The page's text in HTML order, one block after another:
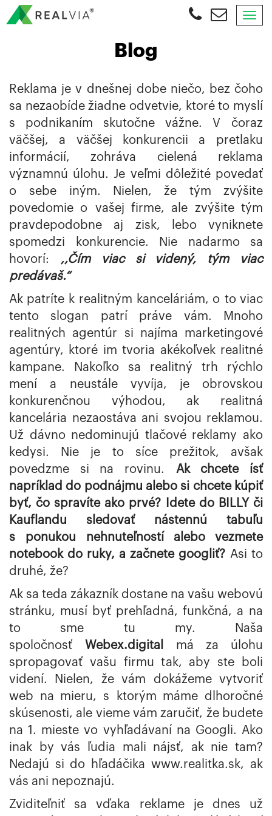
Blog
Reklama je v dnešnej dobe niečo, bez čoho
sa nezaobíde žiadne odvetvie, ktoré to myslí
s podnikaním skutočne vážne. V čoraz
väčšej, a väčšej konkurencii a pretlaku
informácií, zohráva cielená reklama
významnú úlohu. Je veľmi dôležité povedať
o sebe iným. Nielen, že tým zvýšite
povedomie o vašej firme, ale zvýšite tým
pravdepodobne aj zisk, lebo vyniknete
spomedzi konkurencie. Nie nadarmo sa
hovorí: ,,Čím viac si videný, tým viac
predávaš.“
Ak patríte k realitným kanceláriám, o to viac
tento slogan patrí práve vám. Mnoho
realitných agentúr si najíma marketingové
agentúry, ktoré im tvoria akékoľvek realitné
kampane. Nakoľko sa realitný trh rýchlo
mení a neustále vyvíja, je obrovskou
konkurenčnou výhodou, ak realitná
kancelária nezaostáva ani svojou reklamou.
Už dávno nedominujú tlačové reklamy ako
kedysi. Nie je to síce prežitok, avšak
povedzme si na rovinu. Ak chcete ísť
napríklad do podnájmu alebo si chcete kúpiť
byť, čo spravíte ako prvé?
Idete do BILLY či
Kauflandu sledovať nástennú tabuľu
s ponukou nehnuteľností alebo vezmete
notebook do ruky, a začnete googliť? Asi to
druhé, že?
Ak sa teda zákazník dostane na vašu webovú
stránku, musí byť prehľadná, funkčná, a na
to sme tu my. Naša
spoločnosť Webex.digital
má za úlohu
spropagovať vašu firmu tak, aby ste boli
videní. Nielen, že vám dokážeme vytvoriť
web na mieru, s ktorým máme dlhoročné
skúsenosti, ale vieme vám zaručiť, že budete
na 1. mieste vo vyhľadávaní na Googli. Ako
inak by vás ľudia mali nájsť, ak nie tam?
Nedajú si do hľadáčikawww.realitka.sk, ak
vás ani nepoznajú.
Zviditeľniť sa vďaka reklame je dnes už